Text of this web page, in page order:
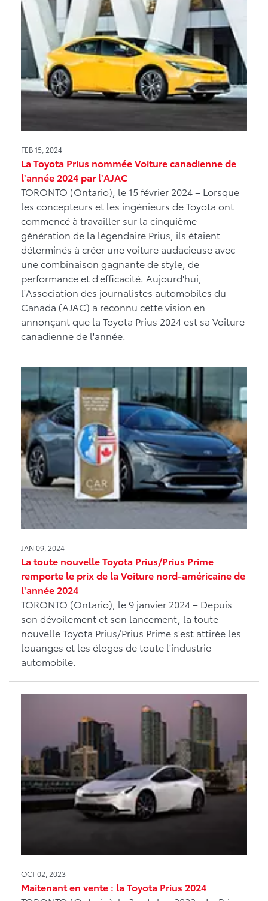
FEB 15, 2024
La Toyota Prius nommée Voiture canadienne de
l'année 2024 par l'AJAC
TORONTO (Ontario), le 15 février 2024 – Lorsque
les concepteurs et les ingénieurs de Toyota ont
commencé à travailler sur la cinquième
génération de la légendaire Prius, ils étaient
déterminés à créer une voiture audacieuse avec
une combinaison gagnante de style, de
performance et d'efficacité. Aujourd'hui,
l'Association des journalistes automobiles du
Canada (AJAC) a reconnu cette vision en
annonçant que la Toyota Prius 2024 est sa Voiture
canadienne de l'année.
JAN 09, 2024
La toute nouvelle Toyota Prius/Prius Prime
remporte le prix de la Voiture nord-américaine de
l'année 2024
TORONTO (Ontario), le 9 janvier 2024 – Depuis
son dévoilement et son lancement, la toute
nouvelle Toyota Prius/Prius Prime s'est attirée les
louanges et les éloges de toute l'industrie
automobile.
OCT 02, 2023
Maitenant en vente : la Toyota Prius 2024